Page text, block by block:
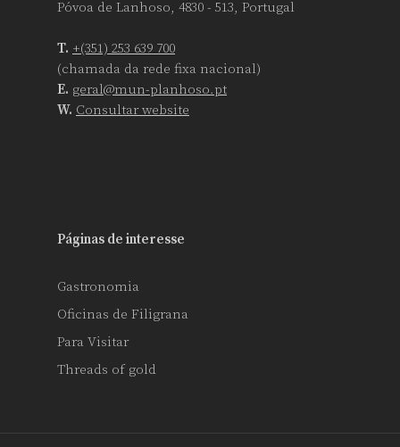
Póvoa de Lanhoso, 4830 - 513, Portugal
T. +(351) 253 639 700
(chamada da rede fixa nacional)
E. geral@mun-planhoso.pt
W. Consultar website
Páginas de interesse
Gastronomia
Oficinas de Filigrana
Para Visitar
Threads of gold